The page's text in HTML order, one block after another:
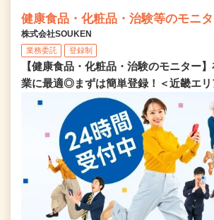
健康食品・化粧品・治験等のモニ
株式会社SOUKEN
業務委託 登録制
【健康食品・化粧品・治験のモニター
業に最適◎まずは簡単登録！＜近畿エリ